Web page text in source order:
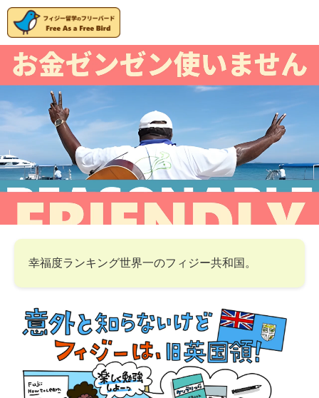
幸福度ランキング世界一のフィジー共和国。